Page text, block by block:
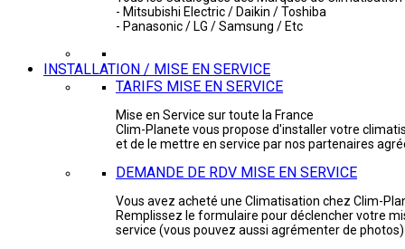
- Mitsubishi Electric / Daikin / Toshiba
- Panasonic / LG / Samsung / Etc
INSTALLATION / MISE EN SERVICE
TARIFS MISE EN SERVICE
Mise en Service sur toute la France
Clim-Planete vous propose d'installer votre
et de le mettre en service par nos partenaires
DEMANDE DE RDV MISE EN SERVICE
Vous avez acheté une Climatisation chez Clim-
Remplissez le formulaire pour déclencher votre
service (vous pouvez aussi agrémenter de photos)